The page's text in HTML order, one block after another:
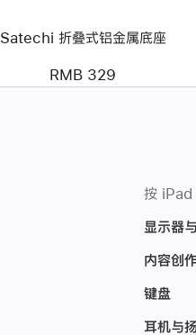
座
Satechi 折叠式铝金属底座
RMB 329
按 iPad
显示器
内容创
键盘
耳机与